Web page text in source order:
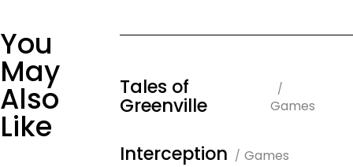
You
May
Also
Like
Games
Tales of
Greenville
Games
Interception